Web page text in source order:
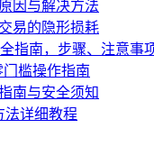
因与解决方法
易的隐形损耗
指南，步骤、注意事
门槛操作指南
南与安全须知
法详细教程